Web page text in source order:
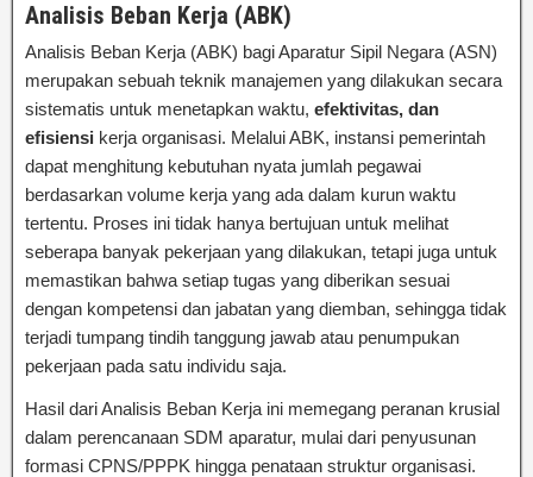
Analisis Beban Kerja (ABK)
Analisis Beban Kerja (ABK) bagi Aparatur Sipil Negara (ASN)
merupakan sebuah teknik manajemen yang dilakukan secara
sistematis untuk menetapkan waktu, efektivitas, dan
efisiensi kerja organisasi. Melalui ABK, instansi pemerintah
dapat menghitung kebutuhan nyata jumlah pegawai
berdasarkan volume kerja yang ada dalam kurun waktu
tertentu. Proses ini tidak hanya bertujuan untuk melihat
seberapa banyak pekerjaan yang dilakukan, tetapi juga untuk
memastikan bahwa setiap tugas yang diberikan sesuai
dengan kompetensi dan jabatan yang diemban, sehingga tidak
terjadi tumpang tindih tanggung jawab atau penumpukan
pekerjaan pada satu individu saja.
Hasil dari Analisis Beban Kerja ini memegang peranan krusial
dalam perencanaan SDM aparatur, mulai dari penyusunan
formasi CPNS/PPPK hingga penataan struktur organisasi.